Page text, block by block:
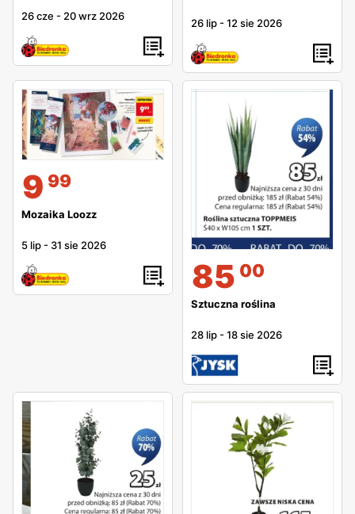
26 cze - 20 wrz 2026
26 lip -12 sie 2026
9 99
Mozaika Loozz
5 lip - 31 sie 2026
85 00
Sztuczna roślina
28 lip -18 sie 2026